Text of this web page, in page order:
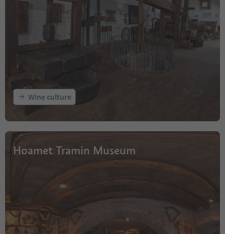
Wine culture
Hoamet Tramin Museum